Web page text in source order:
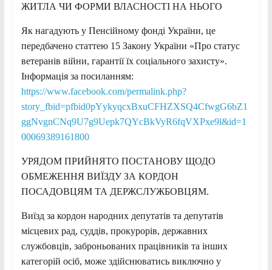
ЖИТЛА ЧИ ФОРМИ ВЛАСНОСТІ НА НЬОГО
Як нагадують у Пенсійному фонді України, це
передбачено статтею 15 Закону України «Про статус
ветеранів війни, гарантії їх соціального захисту».
Інформація за посиланням:
https://www.facebook.com/permalink.php?
story_fbid=pfbid0pYykyqcxBxuCFHZXSQ4CfwgG6bZ1
ggNvgnCNq9U7g9Uepk7QYcBkVyR6fqVXPxe9l&id=1
00069389161800
УРЯДОМ ПРИЙНЯТО ПОСТАНОВУ ЩОДО
ОБМЕЖЕННЯ ВИЇЗДУ ЗА КОРДОН
ПОСАДОВЦЯМ ТА ДЕРЖСЛУЖБОВЦЯМ.
Виїзд за кордон народних депутатів та депутатів
місцевих рад, суддів, прокурорів, державних
службовців, заброньованих працівників та інших
категорій осіб, може здійснюватись виключно у